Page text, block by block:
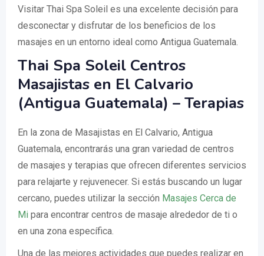
Visitar Thai Spa Soleil es una excelente decisión para
desconectar y disfrutar de los beneficios de los
masajes en un entorno ideal como Antigua Guatemala.
Thai Spa Soleil Centros
Masajistas en El Calvario
(Antigua Guatemala) – Terapias
En la zona de Masajistas en El Calvario, Antigua
Guatemala, encontrarás una gran variedad de centros
de masajes y terapias que ofrecen diferentes servicios
para relajarte y rejuvenecer. Si estás buscando un lugar
cercano, puedes utilizar la sección Masajes Cerca de
Mi para encontrar centros de masaje alrededor de ti o
en una zona específica.
Una de las mejores actividades que puedes realizar en